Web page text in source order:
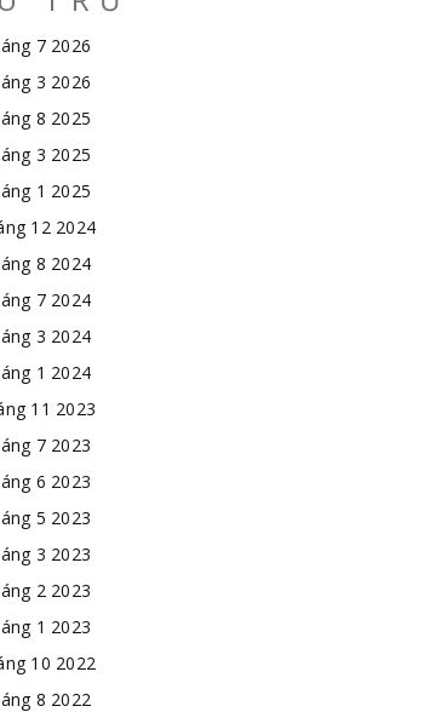
7 2026
3 2026
8 2025
3 2025
1 2025
12 2024
8 2024
7 2024
3 2024
1 2024
11 2023
7 2023
6 2023
5 2023
3 2023
2 2023
1 2023
10 2022
8 2022